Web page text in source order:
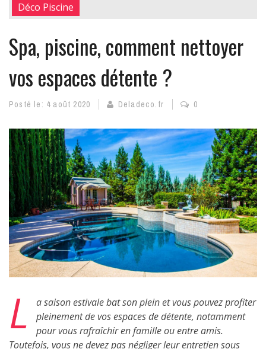
Déco Piscine
Spa, piscine, comment nettoyer
vos espaces détente ?
Posté le: 4 août 2020 Deladeco.fr 0
L
a saison estivale bat son plein et vous pouvez profiter
pleinement de vos espaces de détente, notamment
pour vous rafraîchir en famille ou entre amis.
Toutefois, vous ne devez pas négliger leur entretien sous